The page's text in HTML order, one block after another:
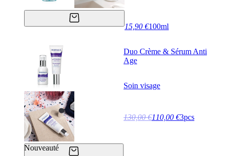
15,90 €100ml
Nouveauté
Duo Crème & Sérum Anti
Age
Soin visage
130,00 €110,00 €3pcs